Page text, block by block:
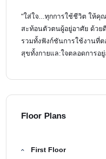
"ใส่ใจ...ทุกการใช้ชีวิต ให้คุ
สะท้อนตัวตนผู้อยู่อาศัย ด้วย
รวมทั้งฟังก์ชันการใช้งานที่
สุขทั้งกายแล:ใจตลอดการอ
Floor Plans
First Floor